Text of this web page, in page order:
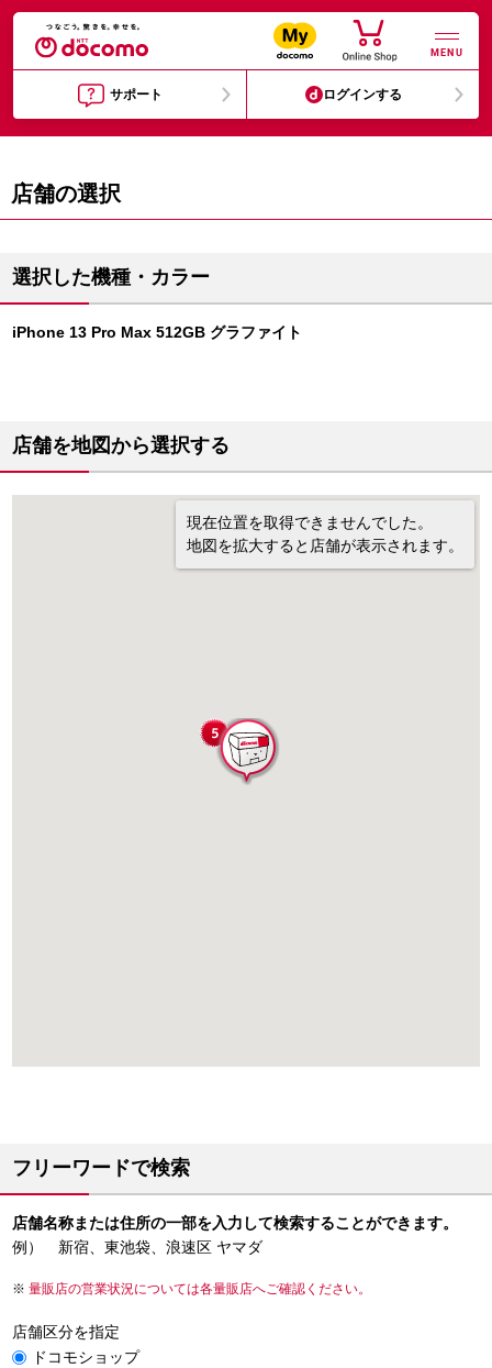
MENU
サポート ログインする
店舗の選択
選択した機種・カラー
iPhone 13 Pro Max 512GB グラファイト
店舗を地図から選択する
現在位置を取得できませんでした。
地図を拡大すると店舗が表示されます。
フリーワードで検索
店舗名称または住所の一部を入力して検索することができます。
例） 新宿、東池袋、浪速区 ヤマダ
量販店の営業状況については各量販店へご確認ください。
店舗区分を指定
ドコモショップ